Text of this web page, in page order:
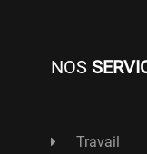
NOS
Travail